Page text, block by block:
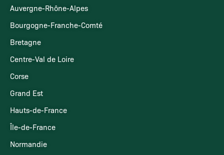
Auvergne-Rhône-Alpes
Bourgogne-Franche-Comté
Bretagne
Centre-Val de Loire
Corse
Grand Est
Hauts-de-France
Île-de-France
Normandie